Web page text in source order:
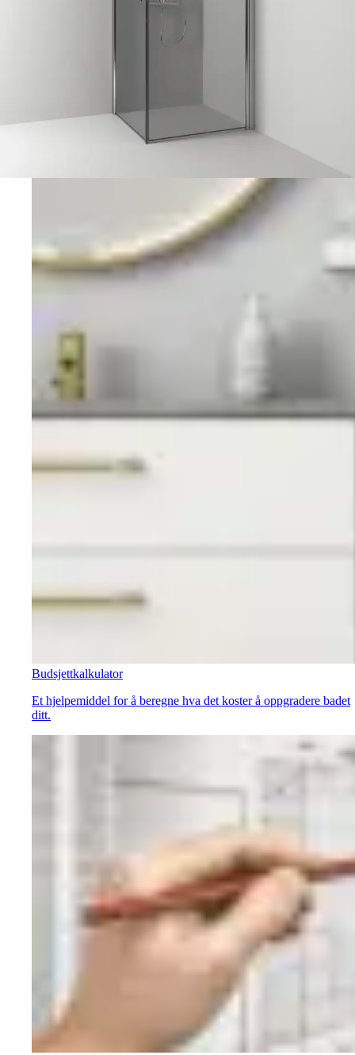
Budsjettkalkulator
Et hjelpemiddel for å beregne hva det koster å oppgradere badet
ditt.